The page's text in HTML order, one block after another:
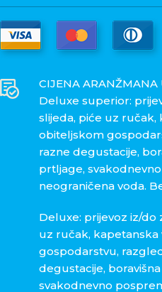
CIJENA ARANŽMANA
Deluxe superior:
slijeda, piće uz
obiteljskom
razne degustacije,
prtljage,
neograničena voda.
Deluxe: prijevoz iz/
uz ručak, kapetanska
gospodarstvu,
degustacije,
svakodnevno